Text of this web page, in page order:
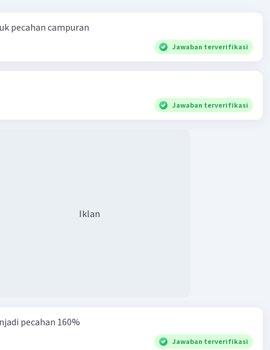
pecahan campuran
Jawaban terverifikasi
Jawaban terverifikasi
Iklan
pecahan 160%
Jawaban terverifikasi